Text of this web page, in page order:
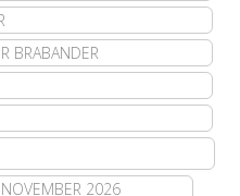
BRABANDER
2026